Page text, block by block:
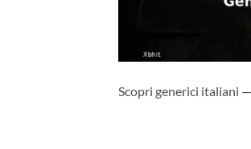
Scopri generici italiani